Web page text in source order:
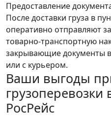
Предоставление
После доставки груза в
оперативно отправляют
товарно-транспортную
закрывающие документы
или с курьером.
Ваши выгоды
грузоперевозки
РосРейс